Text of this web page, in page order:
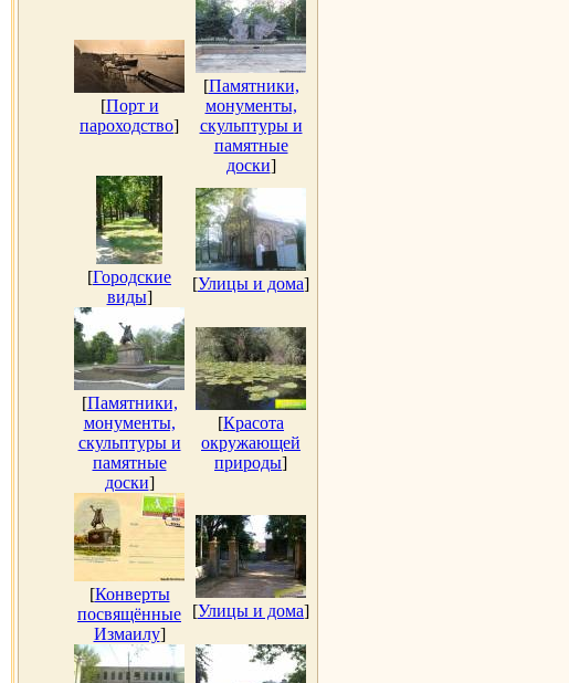
[Порт и
пароходство]
[Памятники,
монументы,
скульптуры и
памятные
доски]
[Городские
виды]
[Улицы и дома]
[Памятники,
монументы,
скульптуры и
памятные
доски]
[Красота
окружающей
природы]
[Конверты
посвящённые
Измаилу]
[Улицы и дома]